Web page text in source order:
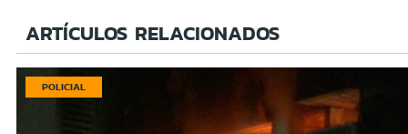
ARTÍCULOS RELACIONADOS
POLICIAL